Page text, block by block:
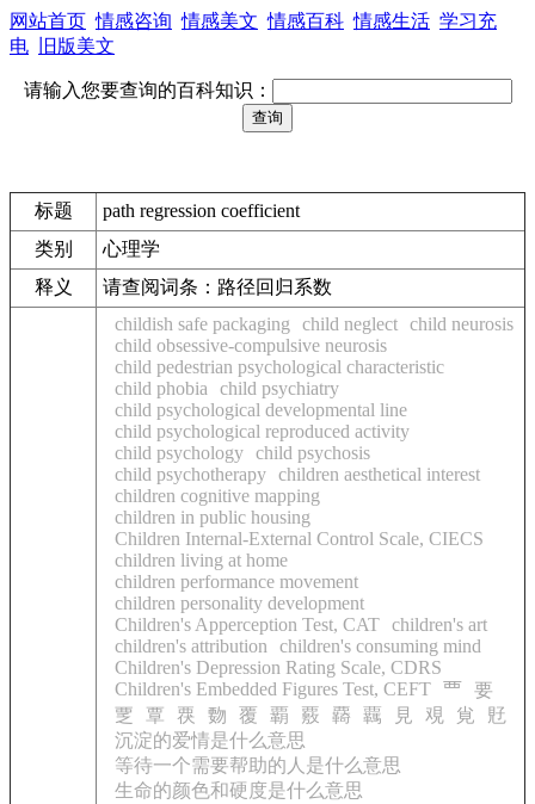
网站首页 情感咨询 情感美文 情感百科 情感生活 学习充
电
旧版美文
请输入您要查询的百科知识：
标题
path regression coefficient
类别
心理学
释义
请查阅词条：路径回归系数
childish safe packaging child neglect child neurosis
child obsessive-compulsive neurosis
child pedestrian psychological characteristic
child phobia
child psychiatry
child psychological developmental line
child psychological reproduced activity
child psychology child psychosis
child psychotherapy children aesthetical interest
children cognitive mapping
children in public housing
Children Internal-External Control Scale, CIECS
children living at home
children performance movement
children personality development
Children's Apperception Test, CAT children's art
children's attribution
children's consuming mind
Children's Depression Rating Scale, CDRS
Children's Embedded Figures Test, CEFT
覀
要
覂
覃 覄 覅 覆 覇 覈 覉 覊 見 覌 覍
覎
沉淀的爱情是什么意思
等待一个需要帮助的人是什么意思
生命的颜色和硬度是什么意思